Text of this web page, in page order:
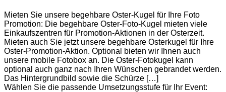
Mieten Sie unsere begehbare Oster-Kugel für Ihre Foto
Promotion: Die begehbare Oster-Foto-Kugel mieten viele
Einkaufszentren für Promotion-Aktionen in der Osterzeit.
Mieten auch Sie jetzt unsere begehbare Osterkugel für Ihre
Oster-Promotion-Aktion. Optional bieten wir Ihnen auch
unsere mobile Fotobox an. Die Oster-Fotokugel kann
optional auch ganz nach Ihren Wünschen gebrandet werden.
Das Hintergrundbild sowie die Schürze […]
Wählen Sie die passende Umsetzungsstufe für Ihr Event: